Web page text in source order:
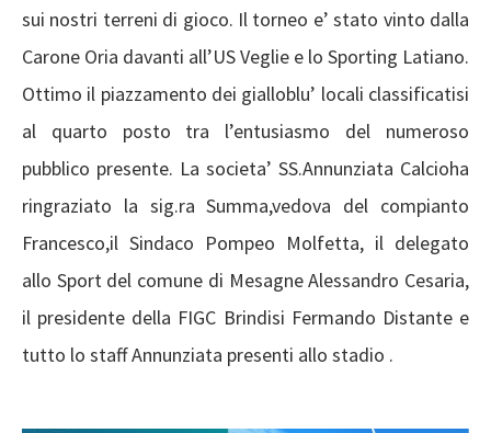
sui nostri terreni di gioco. Il torneo e’ stato vinto dalla
Carone Oria davanti all’US Veglie e lo Sporting Latiano.
Ottimo il piazzamento dei gialloblu’ locali classificatisi
al quarto posto tra l’entusiasmo del numeroso
pubblico presente. La societa’ SS.Annunziata Calcioha
ringraziato la sig.ra Summa,vedova del compianto
Francesco,il Sindaco Pompeo Molfetta, il delegato
allo Sport del comune di Mesagne Alessandro Cesaria,
il presidente della FIGC Brindisi Fermando Distante e
tutto lo staff Annunziata presenti allo stadio .